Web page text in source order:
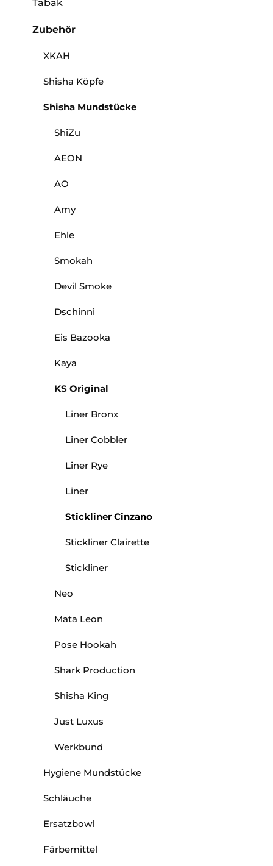
Tabak
Zubehör
XKAH
Shisha Köpfe
Shisha Mundstücke
ShiZu
AEON
AO
Amy
Ehle
Smokah
Devil Smoke
Dschinni
Eis Bazooka
Kaya
KS Original
Liner Bronx
Liner Cobbler
Liner Rye
Liner
Stickliner Cinzano
Stickliner Clairette
Stickliner
Neo
Mata Leon
Pose Hookah
Shark Production
Shisha King
Just Luxus
Werkbund
Hygiene Mundstücke
Schläuche
Ersatzbowl
Färbemittel